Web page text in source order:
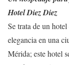
Hotel Diez Diez
Se trata de un
elegancia en una
Mérida; este hotel